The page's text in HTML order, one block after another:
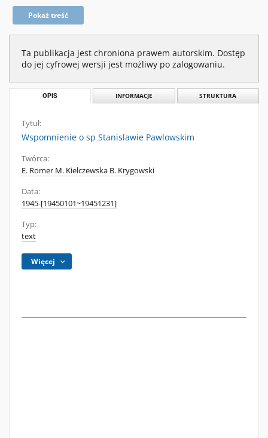
Pokaż treść
Ta publikacja jest chroniona prawem autorskim. Dostęp
do jej cyfrowej wersji jest możliwy po zalogowaniu.
OPIS INFORMACJE STRUKTURA
Tytuł:
Wspomnienie o sp Stanislawie Pawlowskim
Twórca:
E. Romer M. Kielczewska B. Krygowski
Data:
1945-[19450101~19451231]
Typ:
text
Więcej